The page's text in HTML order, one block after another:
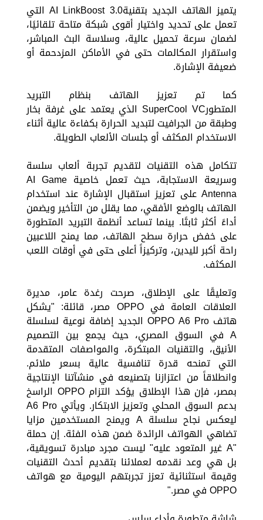
يتميز الهاتف الجديد بتقنيةAI LinkBoost 3.0 التي
تعمل على تحديد واختيار أقوى شبكة متاحة تلقائيًا،
لضمان سرعة تحميل عالية، وسلاسة البث المباشر،
واستقرار المكالمات حتى في الأماكن المزدحمة أو
ضعيفة الإشارة.
كما تم تعزيز الهاتف بنظام التبريد
المتطورSuperCool VC الذي يعتمد على غرفة بخار
وطبقة من الجرافيت لتبديد الحرارة بكفاءة عالية أثناء
الاستخدام المكثف أو جلسات الألعاب الطويلة.
تتكامل هذه التقنيات لتقديم تجربة ألعاب سلسة
وسريعة الاستجابة، حيث تعمل خاصية AI Game
Antenna على تعزيز استقبال الإشارة عند استخدام
الهاتف بالوضع الأفقي، مما يقلل من التأخير ويضمن
أداءً أكثر ثابتًا. بينما تساعد أنظمة التبريد المتطورة
على خفض حرارة سطح الهاتف، مما يمنح اللاعبين
راحة أكبر لليدين، وتركيزاً أعلى حتى في أوقات اللعب
المكثف.
وتعليقًا على الإطلاق، صرحت رغدة عامر، مديرة
العلاقات العامة في OPPO مصر، قائلة: "يشكل
هاتف OPPO A6 Pro الجديد إضافة نوعية لسلسلة
A في السوق المصري، حيث يجمع بين التصميم
الأنيق، والتقنيات المبتكرة، والمواصفات المتقدمة
التي تمنحه قدرة تنافسية عالية بسعر ملائم.
وانطلاقاً من اعتزازنا بتصنيعه في منشآتنا الإنتاجية
بمصر، فإن هذا الإطلاق يؤكد التزام OPPO الراسخ
بدعم السوق المحلي وتعزيز الابتكار. ويأتي A6 Pro
ليعكس نجاح سلسلة A ويمنح المستخدمين مزايا
تضاهي الهواتف الرائدة ضمن هذه الفئة. إن حملة
"A غير المتعود عليه" ليست مجرد مبادرة تسويقية،
بل هي وعد نقدمه لعملائنا بتقديم أحدث التقنيات
وقيمة استثنائية تعزز تجربتهم اليومية مع هواتف
OPPO في مصر."